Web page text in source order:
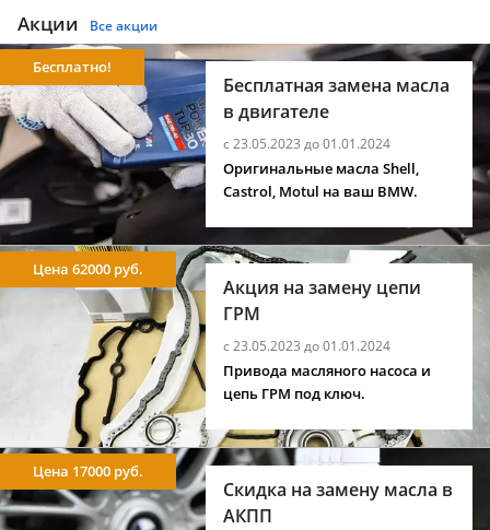
Акции Все акции
Бесплатная замена масла
в двигателе
с 23.05.2023 до 01.01.2024
Бесплатно!
Оригинальные масла Shell,
Castrol, Motul на ваш BMW.
Акция на замену цепи
ГРМ
с 23.05.2023 до 01.01.2024
Цена 62000 руб.
Привода масляного насоса и
цепь ГРМ под ключ.
Скидка на замену масла в
АКПП
Цена 17000 руб.